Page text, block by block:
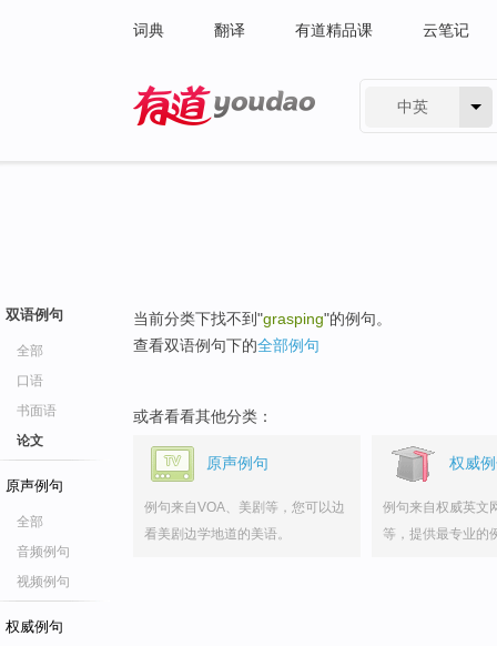
词典 翻译 有道精品课 云笔记
中英
双语例句
全部
口语
书面语
论文
原声例句
全部
音频例句
视频例句
权威例句
当前分类下找不到"grasping"的例句。
查看双语例句下的全部例句
或者看看其他分类：
原声例句
例句来自VOA、美剧等，您可以边
看美剧边学地道的美语。
权威
例句来自权威英文
等，提供最专业的